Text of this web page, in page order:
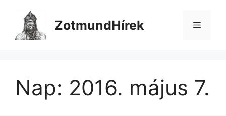
tartalomba
ZotmundHírek Menü
Nap: 2016. május 7.